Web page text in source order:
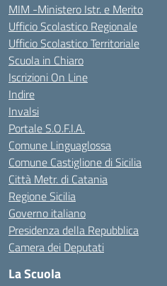
MIM -Ministero Istr. e Merito
Ufficio Scolastico Regionale
Ufficio Scolastico Territoriale
Scuola in Chiaro
Iscrizioni On Line
Indire
Invalsi
Portale S.O.F.I.A.
Comune Linguaglossa
Comune Castiglione di Sicilia
Città Metr. di Catania
Regione Sicilia
Governo italiano
Presidenza della Repubblica
Camera dei Deputati
La Scuola